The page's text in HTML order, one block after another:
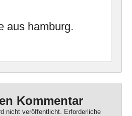
aus hamburg.
Kommentar
nicht veröffentlicht. Erforderliche